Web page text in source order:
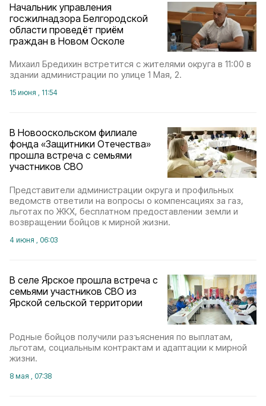
Начальник управления
госжилнадзора Белгородской
области проведёт приём
граждан в Новом Осколе
Михаил Бредихин встретится с жителями округа в 11:00 в
здании администрации по улице 1 Мая, 2.
15 июня , 11:54
В Новооскольском филиале
фонда «Защитники Отечества»
прошла встреча с семьями
участников СВО
Представители администрации округа и профильных
ведомств ответили на вопросы о компенсациях за газ,
льготах по ЖКХ, бесплатном предоставлении земли и
возвращении бойцов к мирной жизни.
4 июня , 06:03
В селе Ярское прошла встреча с
семьями участников СВО из
Ярской сельской территории
Родные бойцов получили разъяснения по выплатам,
льготам, социальным контрактам и адаптации к мирной
жизни.
8 мая , 07:38